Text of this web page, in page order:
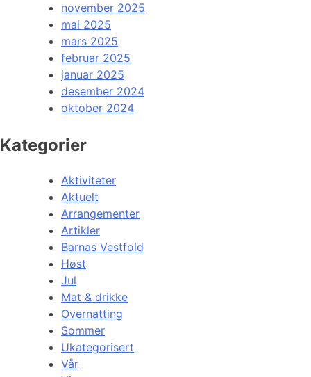
november 2025
mai 2025
mars 2025
februar 2025
januar 2025
desember 2024
oktober 2024
Kategorier
Aktiviteter
Aktuelt
Arrangementer
Artikler
Barnas Vestfold
Høst
Jul
Mat & drikke
Overnatting
Sommer
Ukategorisert
Vår